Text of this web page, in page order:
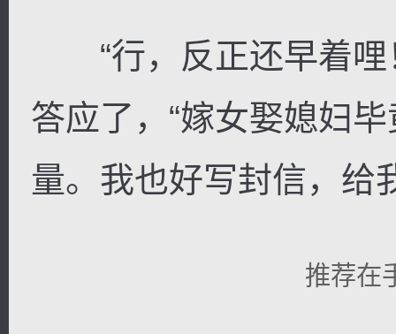
“行，反正还早着哩
答应了，“嫁女娶媳妇
量。我也好写封信，给
推荐在